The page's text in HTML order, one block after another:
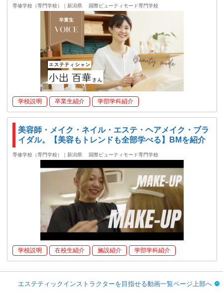
専修学校（専門学校）｜新潟県 国際ビューティモード専門学校
学校説明 卒業生紹介 学部学科紹介
美容師・メイク・ネイル・エステ・ヘアメイク・ブラ
イダル。【美容もトレンドも全部学べる】BMを紹介
専修学校（専門学校）｜新潟県 国際ビューティモード専門学校
学校説明 在校生紹介 施設紹介 学部学科紹介
エステティックインストラクターを目指せる動画一覧ページ上部へ